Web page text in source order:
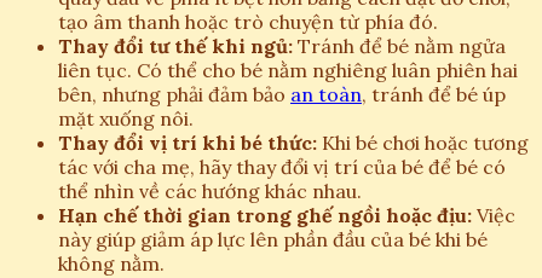
tạo âm thanh hoặc trò chuyện từ phía đó.
Thay đổi tư thế khi ngủ: Tránh để bé nằm ngửa
liên tục. Có thể cho bé nằm nghiêng luân phiên hai
bên, nhưng phải đảm bảo an toàn, tránh để bé úp
mặt xuống nôi.
Thay đổi vị trí khi bé thức: Khi bé chơi hoặc tương
tác với cha mẹ, hãy thay đổi vị trí của bé để bé có
thể nhìn về các hướng khác nhau.
Hạn chế thời gian trong ghế ngồi hoặc địu: Việc
này giúp giảm áp lực lên phần đầu của bé khi bé
không nằm.